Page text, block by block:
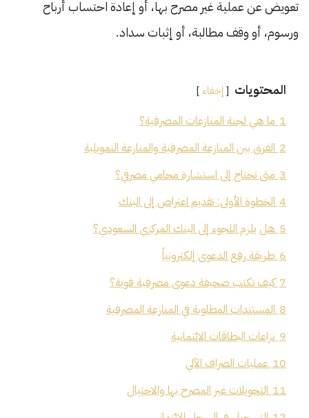
تعويض عن عملية غير مصرح بها، أو إعادة احتساب أرباح
ورسوم، أو وقف مطالبة، أو إثبات سداد.
المحتويات إخفاء
1 ما هي لجنة المنازعات المصرفية؟
2 الفرق بين المنازعة المصرفية والمنازعة التمويلية
3 متى تحتاج إلى استشارة محامي مصرفي؟
4 الخطوة الأولى: تقديم اعتراض إلى البنك
5 هل يلزم اللجوء إلى البنك المركزي السعودي؟
6 طريقة رفع الدعوى إلكترونياً
7 كيف تكتب صحيفة دعوى مصرفية قوية؟
8 المستندات المطلوبة في المنازعة المصرفية
9 نزاعات البطاقات الائتمانية
10 عمليات الصراف الآلي
11 التحويلات غير المصرح بها والاحتيال